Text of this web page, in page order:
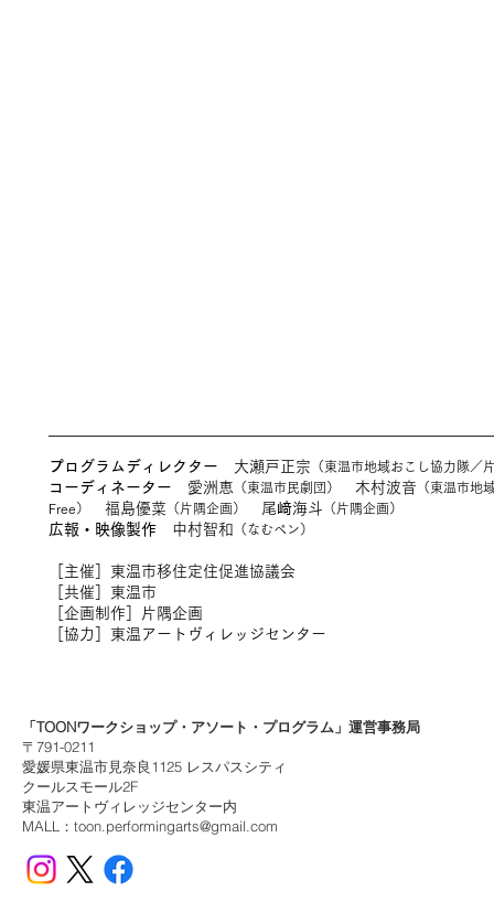
プログラムディレクター 大瀬戸正宗 （東温市地域おこし協力隊／
コーディネーター 愛洲恵 （東温市民劇団） 木村波音 （東温市地
Free）
福島優菜 （片隅企画） 尾﨑海斗 （片隅企画）
広報・映像製作 中村智和 （なむペン）
［主催］東温市移住定住促進協議会
［共催］東温市
［企画制作］片隅企画
［協力］東温アートヴィレッジセンター
​「TOONワークショップ・アソート・プログラム」運営事務局
〒791-0211
愛媛県東温市見奈良1125 レスパスシティ
クールスモール2F
東温アートヴィレッジセンター​内
MALL： toon.performingarts@gmail.com